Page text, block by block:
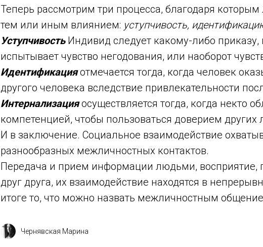
Теперь рассмотрим три процесса, благодаря
тем или иным влиянием: уступчивость,
Уступчивость Индивид следует какому-либо
испытывает чувство негодования, или наоборот
Идентификацияотмечается тогда, когда человек
другого человека вследствие привлекательности
Интернализацияосуществляется тогда, когда некто
компетенцией, чтобы пользоваться доверием других
И в заключение. Социальное взаимодействие
разнообразных межличностных контактов.
Передача и прием информации людьми, восприятие,
друг друга, их взаимодействие находятся в
итоге то, что можно назвать межличностным
Чернявская Марина